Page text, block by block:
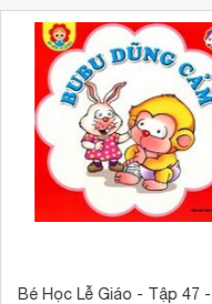
Bé Học Lễ Giáo - Tập 47 -